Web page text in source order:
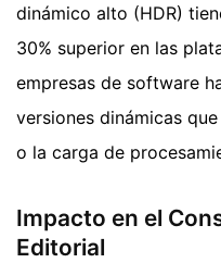
dinámico alto (HDR)
30% superior en las
empresas de software
versiones dinámicas
o la carga de
Impacto en el
Editorial